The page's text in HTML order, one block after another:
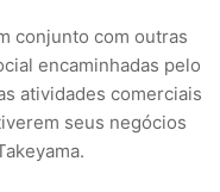
conjunto com outras
encaminhadas pelo
atividades comerciais
seus negócios